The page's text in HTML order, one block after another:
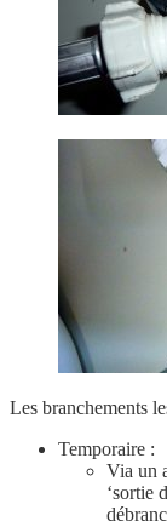
Les branchements
Temporaire :
Via un
‘sortie